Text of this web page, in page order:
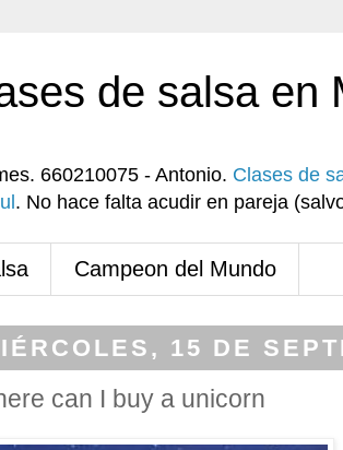
de salsa en
660210075 - Antonio. Clases de
. No hace falta acudir en pareja
Campeon del Mundo
15 DE
can I buy a unicorn